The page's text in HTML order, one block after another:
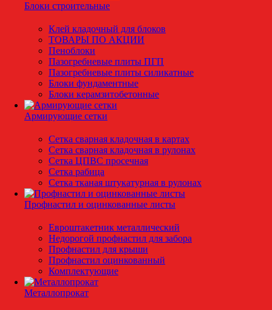
Блоки строительные
Клей кладочный для блоков
ТОВАРЫ ПО АКЦИИ
Пеноблоки
Пазогребневые плиты ПГП
Пазогребневые плиты силикатные
Блоки фундаментные
Блоки керамзитобетонные
Армирующие сетки
Сетка сварная кладочная в картах
Сетка сварная кладочная в рулонах
Сетка ЦПВС просечная
Сетка рабица
Сетка тканая штукатурная в рулонах
Профнастил и оцинкованные листы
Евроштакетник металлический
Недорогой профнастил для забора
Профнастил для крыши
Профнастил оцинкованный
Комплектующие
Металлопрокат